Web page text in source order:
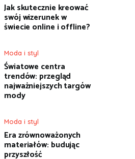
Jak skutecznie kreować
swój wizerunek w
świecie online i offline?
Moda i styl
Światowe centra
trendów: przegląd
najważniejszych targów
mody
Moda i styl
Era zrównoważonych
materiałów: budując
przyszłość